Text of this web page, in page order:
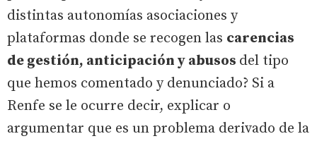
distintas autonomías asociaciones y
plataformas donde se recogen las carencias
de gestión, anticipación y abusos del tipo
que hemos comentado y denunciado? Si a
Renfe se le ocurre decir, explicar o
argumentar que es un problema derivado de la